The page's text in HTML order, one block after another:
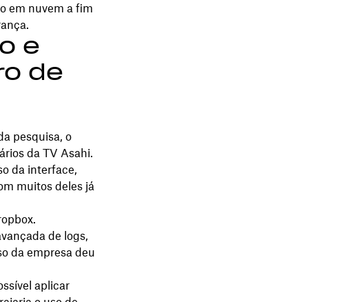
em nuvem a fim
e
de
pesquisa, o
da TV Asahi.
da interface,
muitos deles já
de logs,
da empresa deu
aplicar